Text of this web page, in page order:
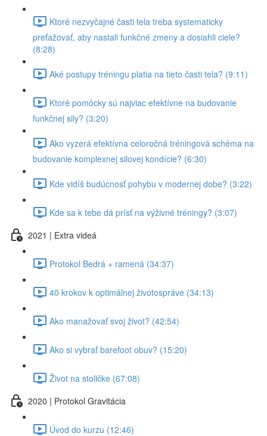
Ktoré nezvyčajné časti tela treba systematicky
preťažovať, aby nastali funkčné zmeny a dosiahli ciele?
(8:28)
Aké postupy tréningu platia na tieto časti tela? (9:11)
Ktoré pomôcky sú najviac efektívne na budovanie
funkčnej sily? (3:20)
Ako vyzerá efektívna celoročná tréningová schéma na
budovanie komplexnej silovej kondície? (6:30)
Kde vidíš budúcnosť pohybu v modernej dobe? (3:22)
Kde sa k tebe dá prísť na výživné tréningy? (3:07)
2021 | Extra videá
Protokol Bedrá + ramená (34:37)
40 krokov k optimálnej životospráve (34:13)
Ako manažovať svoj život? (42:54)
Ako si vybrať barefoot obuv? (15:20)
Život na stoličke (67:08)
2020 | Protokol Gravitácia
Úvod do kurzu (12:46)